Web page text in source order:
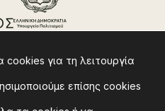
για τη λειτουργία
επίσης cookies